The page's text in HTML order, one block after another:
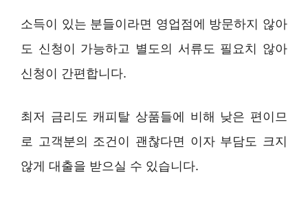
소득이 있는 분들이라면 영업점에 방문하지 않아
도 신청이 가능하고 별도의 서류도 필요치 않아
신청이 간편합니다.
최저 금리도 캐피탈 상품들에 비해 낮은 편이므
로 고객분의 조건이 괜찮다면 이자 부담도 크지
않게 대출을 받으실 수 있습니다.